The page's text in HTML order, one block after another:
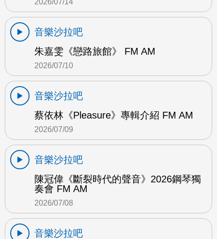
音樂沙拉吧
朱嘉雯《戀路旅館》 FM AM
2026/07/10
音樂沙拉吧
蔡依林《Pleasure》專輯介紹 FM AM
2026/07/09
音樂沙拉吧
陳冠偉《斷裂時代的聲音》2026鋼琴獨
奏會 FM AM
2026/07/08
音樂沙拉吧